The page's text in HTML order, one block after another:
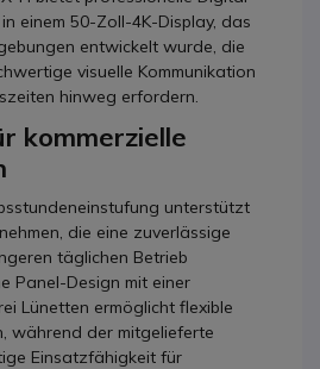
einem 50-Zoll-4K-Display, das
entwickelt wurde, die
visuelle Kommunikation
hinweg erfordern.
kommerzielle
unterstützt
die eine zuverlässige
täglichen Betrieb
Panel-Design mit einer
Lünetten ermöglicht flexible
während der mitgelieferte
Einsatzfähigkeit für